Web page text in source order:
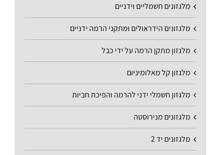
מלגזונים חשמליים וידניים
מלגזונים הידראולים ומתקני הרמה ידניים
מלגזון מתקן הרמה על ידי כבל
מלגזון קל מאלומיניום
מלגזון חשמלי ידני להרמה והפיכת חביות
מלגזונים מנירוסטה
מלגזונים יד 2